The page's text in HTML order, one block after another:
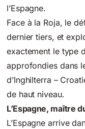
l’Espagne.
Face à la Roja, le
dernier tiers, et
exactement le type
approfondies dans
d’Inghilterra –
de haut niveau.
L’Espagne, maître
L’Espagne arrive